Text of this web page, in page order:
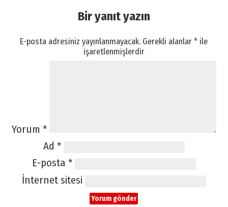
Bir yanıt yazın
E-posta adresiniz yayınlanmayacak. Gerekli alanlar* ile
işaretlenmişlerdir
Yorum *
Ad *
E-posta *
İnternet sitesi